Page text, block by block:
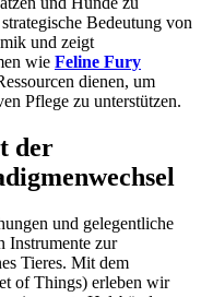
Bedeutung von
und zeigt
wie Feline Fury
dienen, um
Pflege zu unterstützen.
der
und gelegentliche
Instrumente zur
Tieres. Mit dem
of Things) erleben wir